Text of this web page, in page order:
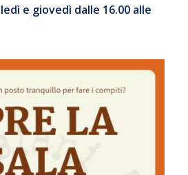
e giovedì dalle 16.00 alle